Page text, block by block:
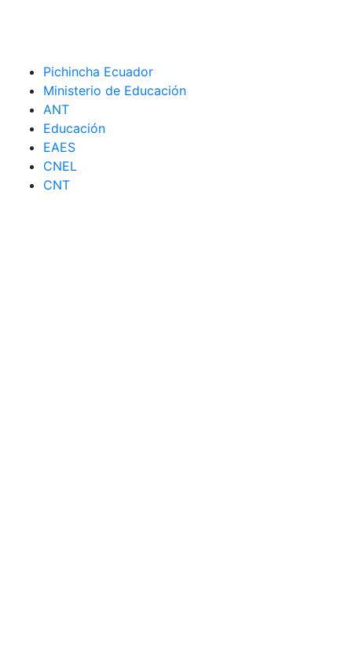
Pichincha Ecuador
Ministerio de Educación
ANT
Educación
EAES
CNEL
CNT